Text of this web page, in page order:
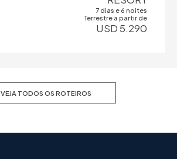
7 dias e 6 noites
Terrestre a partir de
USD 5.290
VEJA TODOS OS ROTEIROS